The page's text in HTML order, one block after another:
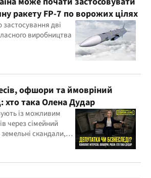
ракету FP-7 по ворожих цілях
застосування дві
виробництва
офшори та ймовріний
хто така Олена Дудар
із можливим
через сімейний
скандали,